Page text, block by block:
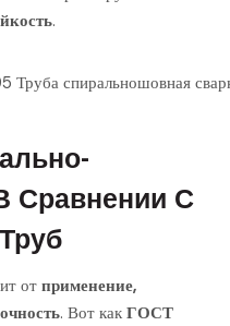
.
Сравнении С
от применение,
. Вот как ГОСТ